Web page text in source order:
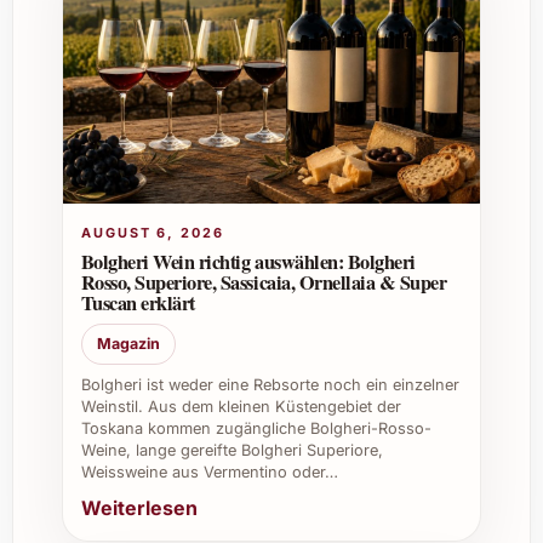
7. Ist Moteur Pistache Rosé 2023 vegan
oder enthält er tierische Bestandteile?
Dieser Rosé ist vegan hergestellt, ohne die
Verwendung tierischer Klärmittel, was ihn
besonders für bewusste Genießer interessant
macht.
8. Wo kann ich Moteur Pistache Rosé 2023
kaufen?
Der Rosé ist in ausgewählten Fachgeschäften,
Online-Shops für Weine sowie direkt beim
Weingut erhältlich. Eine Bestellung lohnt sich
besonders für Liebhaber frischer, eleganter
Rosés mit besonderer Geschmacksnote.
Tipps und Vorteile für private und
AUGUST 6, 2026
Bolgheri Wein richtig auswählen: Bolgheri
Rosso, Superiore, Sassicaia, Ornellaia & Super
Tuscan erklärt
Magazin
Bolgheri ist weder eine Rebsorte noch ein einzelner
Weinstil. Aus dem kleinen Küstengebiet der
Toskana kommen zugängliche Bolgheri-Rosso-
Weine, lange gereifte Bolgheri Superiore,
Weissweine aus Vermentino oder…
Weiterlesen